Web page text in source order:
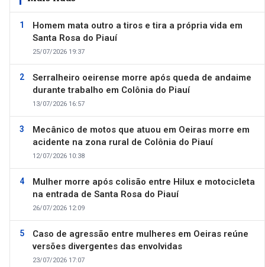
Homem mata outro a tiros e tira a própria vida em
Santa Rosa do Piauí
25/07/2026 19:37
Serralheiro oeirense morre após queda de andaime
durante trabalho em Colônia do Piauí
13/07/2026 16:57
Mecânico de motos que atuou em Oeiras morre em
acidente na zona rural de Colônia do Piauí
12/07/2026 10:38
Mulher morre após colisão entre Hilux e motocicleta
na entrada de Santa Rosa do Piauí
26/07/2026 12:09
Caso de agressão entre mulheres em Oeiras reúne
versões divergentes das envolvidas
23/07/2026 17:07